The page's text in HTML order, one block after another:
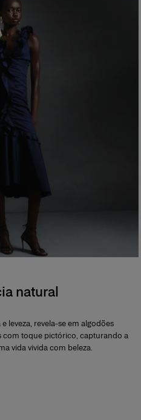
natural
leveza, revela-se em algodões
com toque pictórico, capturando a
vida vivida com beleza.